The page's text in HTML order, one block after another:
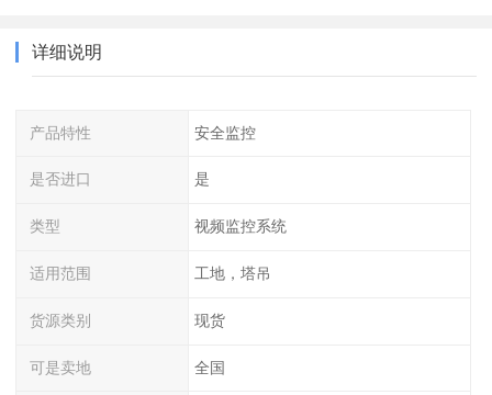
详细说明
产品特性 安全监控
是否进口 是
类型 视频监控系统
适用范围 工地，塔吊
货源类别 现货
可是卖地 全国